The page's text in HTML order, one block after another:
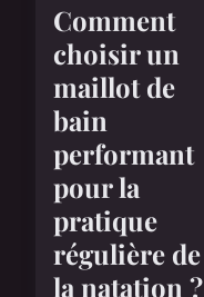
Comment
choisir un
maillot de
bain
performant
pour la
pratique
régulière de
la natation ?